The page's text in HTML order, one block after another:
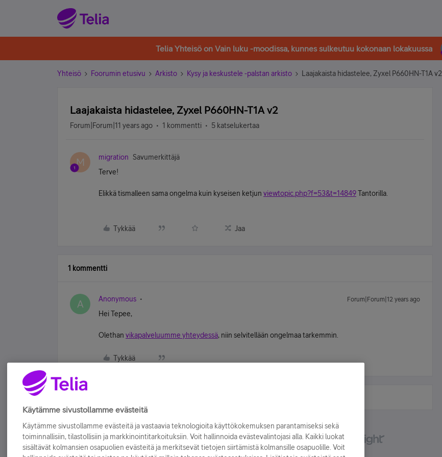
Telia Yhteisö on Vain luku -moodissa, kunnes sulkeutuu kokonaan lokakuussa
Yhteisö Foorumin etusivu Arkisto Kysy ja keskustele -palstan arkisto Laajakaista hidastelee, Zyxel P660HN-T1A v2
Laajakaista hidastelee, Zyxel P660HN-T1A v2
Forum|Forum|11 years ago 1 kommentti 5 katselukertaa
M migration
Savumerkittäjä
Terve!
Elikkä tismalleen sama ongelma kuin kyseisen ketjun viewtopic.php?f=53&t=14849Tantorilla.
Tykkää Jaa
1 kommentti
A Anonymous Forum|Forum|12 years ago
Hei Tepee,
Olethan vikapalveluumme yhteydessä, niin selvitellään ongelmaa tarkemmin.
Tykkää
Käytämme sivustollamme evästeitä
Käytämme sivustollamme evästeitä ja vastaavia teknologioita käyttökokemuksen parantamiseksi sekä
toiminnallisiin, tilastollisiin ja markkinointitarkoituksiin. Voit hallinnoida evästevalintojasi alla. Kaikki luokat
sisältävät kolmansien osapuolien evästeitä ja merkitsevät tietojen siirtämistä kolmansille osapuolille. Voit